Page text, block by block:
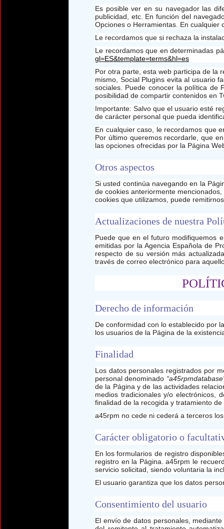
Es posible ver en su navegador las
publicidad, etc. En función del
Opciones o Herramientas. En
Le recordamos que si rechaza la
Le recordamos que en determinadas
gl=ES&template=terms&hl=es
Por otra parte, esta web participa de la
mismo, Social Plugins evita al usuario
sociales. Puede conocer la política de
posibilidad de compartir contenidos en
Importante: Salvo que el usuario esté
de carácter personal que pueda
En cualquier caso, le recordamos que
Por último queremos recordarle, que
las opciones ofrecidas por la Página
Otros aspectos
Si usted continúa navegando en la
de cookies anteriormente
cookies que utilizamos, puede
Actualizaciones de nuestra
Puede que en el futuro modifiquemos
emitidas por la Agencia Española de
respecto de su versión más
través de correo electrónico para
Derecho de información
De conformidad con lo establecido por
los usuarios de la Página de la
Finalidad
Los datos personales registrados por
personal denominado
de la Página y de las actividades
medios tradicionales y/o electrónicos,
finalidad de la recogida y tratamiento
a45rpm no cede ni cederá a terceros
Carácter obligatorio o
En los formularios de registro
registro en la Página. a45rpm le
servicio solicitad, siendo voluntaria la
El usuario garantiza que los datos
Consentimiento del usuario
El envío de datos personales,